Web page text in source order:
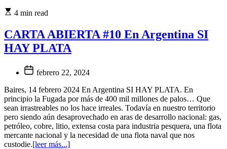
4 min read
CARTA ABIERTA #10 En Argentina SI
HAY PLATA
febrero 22, 2024
Baires, 14 febrero 2024 En Argentina SI HAY PLATA. En
principio la Fugada por más de 400 mil millones de palos… Que
sean irrastreables no los hace irreales. Todavía en nuestro territorio
pero siendo aún desaprovechado en aras de desarrollo nacional: gas,
petróleo, cobre, litio, extensa costa para industria pesquera, una flota
mercante nacional y la necesidad de una flota naval que nos
custodie.[leer más...]